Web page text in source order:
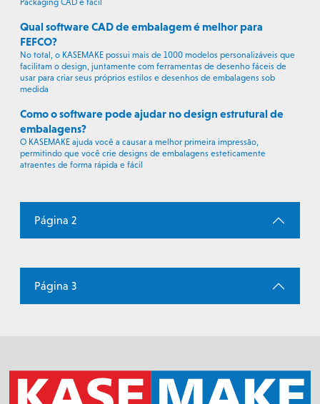
Qual software CAD de embalagem é melhor para
FEFCO?
No total, o KASEMAKE possui mais de 1000 modelos personalizáveis que
facilitam o design, juntamente com ferramentas de desenho fáceis de
usar para criar seus próprios estilos e desenhos de embalagens sob
medida
Como o software pode ajudar no design estrutural de
embalagens?
O KASEMAKE ajuda você a causar a melhor primeira impressão,
permitindo que você crie designs de embalagens esteticamente
atraentes de forma rápida e fácil
Página 2
Página 3